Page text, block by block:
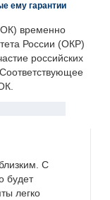
ему гарантии
временно
России (ОКР)
российских
С
будет
легко